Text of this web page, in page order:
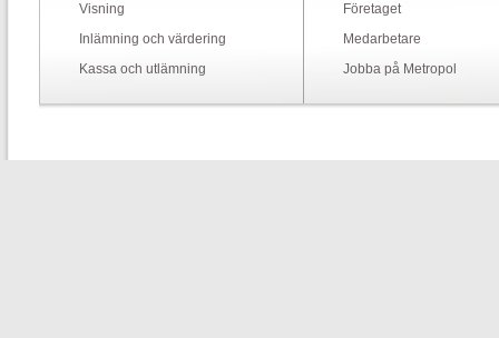
Visning
Inlämning och värdering
Kassa och utlämning
Företaget
Medarbetare
Jobba på Metropol